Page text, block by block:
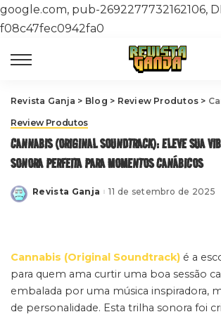
google.com, pub-2692277732162106,
f08c47fec0942fa0
Revista Ganja > Blog > Review Produtos > Cannabis
Review Produtos
CANNABIS (ORIGINAL SOUNDTRACK): ELEVE SUA
SONORA PERFEITA PARA MOMENTOS CANÁBICOS
Posted
Revista Ganja 11 de setembro de 2025
Cannabis (Original Soundtrack) é a
para quem ama curtir uma boa sessão
embalada por uma música inspiradora,
de personalidade. Esta trilha sonora foi